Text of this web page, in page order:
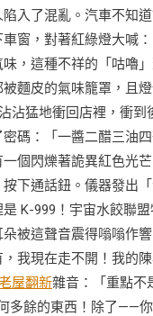
入了混亂。汽車不知
窗，對著紅綠燈大喊
，這種不祥的「咕嚕
麵皮的氣味籠罩，且
沾猛地衝回店裡，衝
碼：「一醬二醋三油
個閃爍著詭異紅色光
下通話鈕。儀器發
K-999！宇宙水餃聯
被這聲音震得嗡嗡作
我現在走不開！我的
屋翻新雜音：「重點不
多餘的東西！除了——